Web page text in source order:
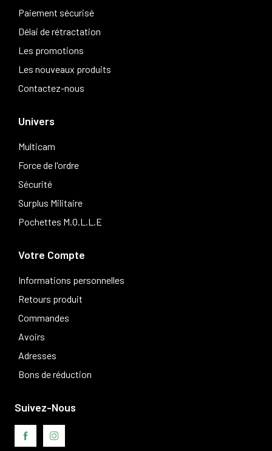
Paiement sécurisé
Délai de rétractation
Les promotions
Les nouveaux produits
Contactez-nous
Univers
Multicam
Force de l'ordre
Sécurité
Surplus Militaire
Pochettes M.O.L.L.E
Votre Compte
Informations personnelles
Retours produit
Commandes
Avoirs
Adresses
Bons de réduction
Suivez-Nous